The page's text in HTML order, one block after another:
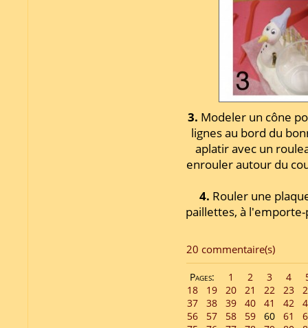
3. Modeler un cône
lignes au bord du
aplatir avec un
enrouler autour du
4. Rouler une
paillettes, à
20 commentaire(s)
Pages: 1 2 3 4
18
19 20 21 22 23
37
38 39 40 41 42
56
57 58 59 60 61